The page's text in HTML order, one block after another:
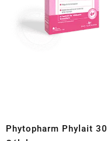
Phytopharm Phylait 30